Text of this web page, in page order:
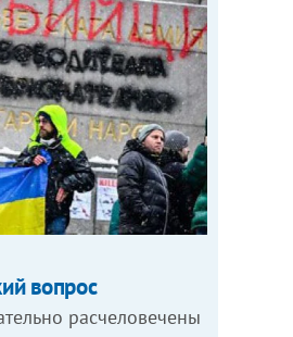
вопрос
расчеловечены